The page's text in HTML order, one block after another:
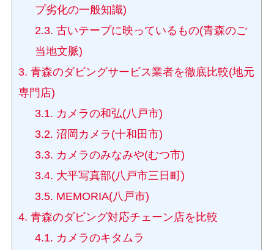
プ劣化の一般知識)
2.3. 古いテープに映っているもの(青森のご
当地文脈)
3. 青森のダビングサービス業者を徹底比較(地元
専門店)
3.1. カメラの和弘(八戸市)
3.2. 沼岡カメラ(十和田市)
3.3. カメラのみなみや(むつ市)
3.4. 大平写真部(八戸市三日町)
3.5. MEMORIA(八戸市)
4. 青森のダビング対応チェーン店を比較
4.1. カメラのキタムラ